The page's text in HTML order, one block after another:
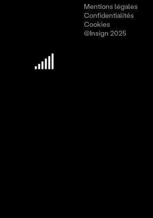
Mentions légales
Confidentialités
Cookies
©Insign 2025